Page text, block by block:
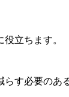
立ちます。
す必要のあ